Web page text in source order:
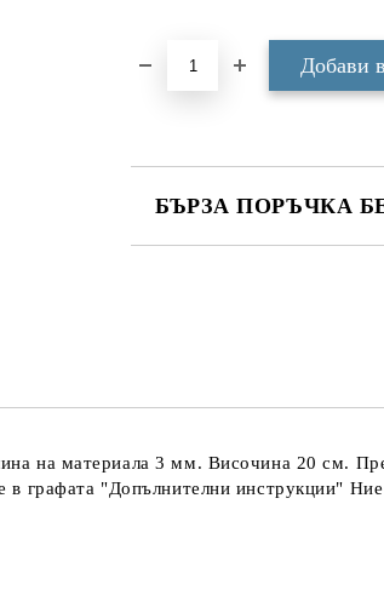
БЪРЗА ПОРЪЧКА
на материала 3 мм. Височина 20 см.
графата "Допълнителни инструкции"